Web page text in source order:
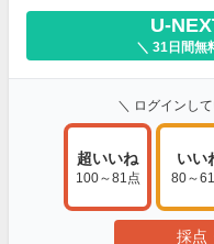
U-
＼ 31日間無
＼ ログインし
超いいね
100～81点
いい
80～
採点